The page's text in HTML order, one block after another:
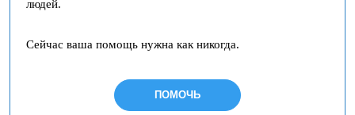
людей.
Сейчас ваша помощь нужна как никогда.
ПОМОЧЬ